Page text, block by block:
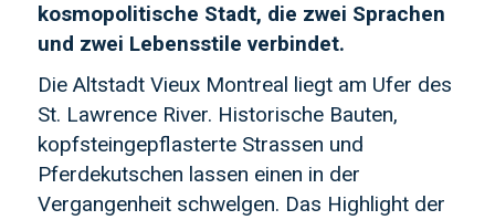
kosmopolitische Stadt, die zwei Sprachen
und zwei Lebensstile verbindet.
Die Altstadt Vieux Montreal liegt am Ufer des
St. Lawrence River. Historische Bauten,
kopfsteingepflasterte Strassen und
Pferdekutschen lassen einen in der
Vergangenheit schwelgen. Das Highlight der